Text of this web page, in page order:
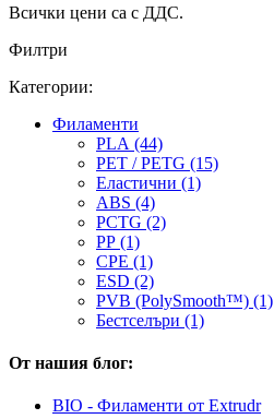
Всички цени са с ДДС.
Филтри
Категории:
Филаменти
PLA (44)
PET / PETG (15)
Еластични (1)
ABS (4)
PCTG (2)
PP (1)
CPE (1)
ESD (2)
PVB (PolySmooth™) (1)
Бестселъри (1)
От нашия блог:
BIO - Филаменти от Extrudr